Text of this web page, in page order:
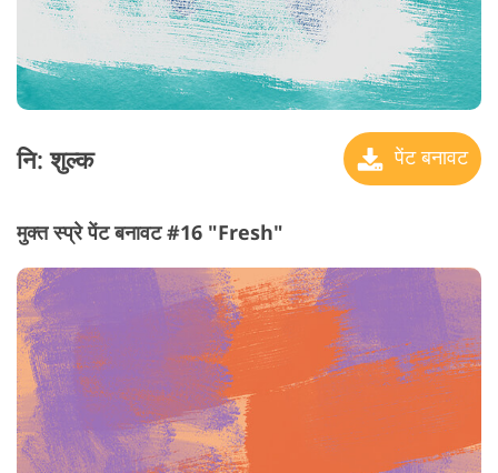
नि: शुल्क पेंट बनावट
मुक्त स्प्रे पेंट बनावट #16 "Fresh"